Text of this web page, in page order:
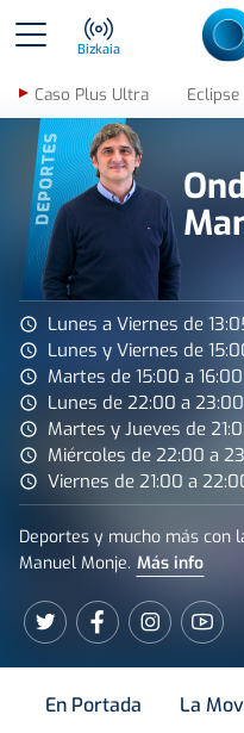
Bizkaia
Caso Plus Ultra Eclipse
DEPORTES
Lunes a Viernes de
Lunes y Viernes de
Martes de 15:00 a 16:00
Lunes de 22:00 a
Martes y Jueves de
Miércoles de 22:00 a
Viernes de 21:00 a
Deportes y mucho más con
Manuel Monje. Más info
En Portada La